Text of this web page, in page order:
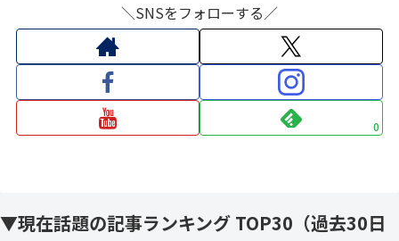
＼SNSをフォローする／
0
▼現在話題の記事ランキング TOP30（過去30日